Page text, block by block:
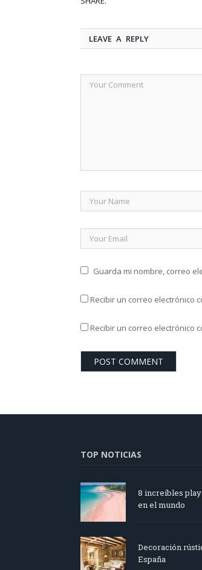
LEAVE A REPLY
Guarda mi nombre, correo
Recibir un correo electrónico
Recibir un correo electrónico
TOP NOTICIAS
8 increíbles
en el mundo
Decoración
España